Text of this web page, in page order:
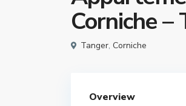
Corniche –
Tanger, Corniche
Overview